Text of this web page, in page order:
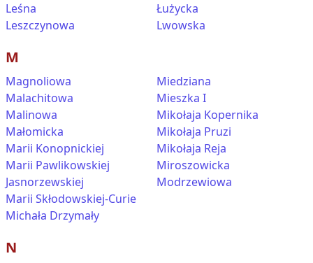
Leśna
Leszczynowa
Łużycka
Lwowska
M
Magnoliowa
Malachitowa
Malinowa
Małomicka
Marii Konopnickiej
Marii Pawlikowskiej
Jasnorzewskiej
Marii Skłodowskiej-Curie
Michała Drzymały
Miedziana
Mieszka I
Mikołaja Kopernika
Mikołaja Pruzi
Mikołaja Reja
Miroszowicka
Modrzewiowa
N